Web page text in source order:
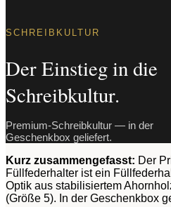
SCHREIBKULTUR
Der Einstieg in die
Schreibkultur.
Premium-Schreibkultur — in der
Geschenkbox geliefert.
Kurz zusammengefasst: Der
Füllfederhalter ist ein
Optik aus stabilisiertem
(Größe 5). In der Geschenkbox